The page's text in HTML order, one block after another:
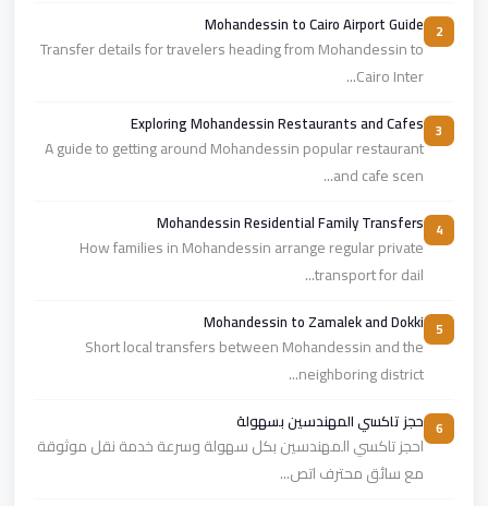
Mohandessin to Cairo Airport Guide
Transfer details for travelers heading from Mohandessin to
Cairo Inter...
Exploring Mohandessin Restaurants and Cafes
A guide to getting around Mohandessin popular restaurant
and cafe scen...
Mohandessin Residential Family Transfers
How families in Mohandessin arrange regular private
transport for dail...
Mohandessin to Zamalek and Dokki
Short local transfers between Mohandessin and the
neighboring district...
حجز تاكسي المهندسين بسهولة
احجز تاكسي المهندسين بكل سهولة وسرعة خدمة نقل موثوقة
مع سائق محترف اتص...